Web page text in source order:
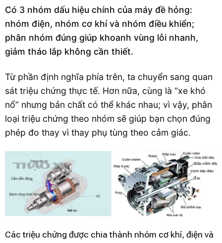
Có 3 nhóm dấu hiệu chính của máy đề hỏng:
nhóm điện, nhóm cơ khí và nhóm điều khiển;
phân nhóm đúng giúp khoanh vùng lỗi nhanh,
giảm tháo lắp không cần thiết.
Từ phần định nghĩa phía trên, ta chuyển sang quan
sát triệu chứng thực tế. Hơn nữa, cùng là “xe khó
nổ” nhưng bản chất có thể khác nhau; vì vậy, phân
loại triệu chứng theo nhóm sẽ giúp bạn chọn đúng
phép đo thay vì thay phụ tùng theo cảm giác.
Các triệu chứng được chia thành nhóm cơ khí, điện và